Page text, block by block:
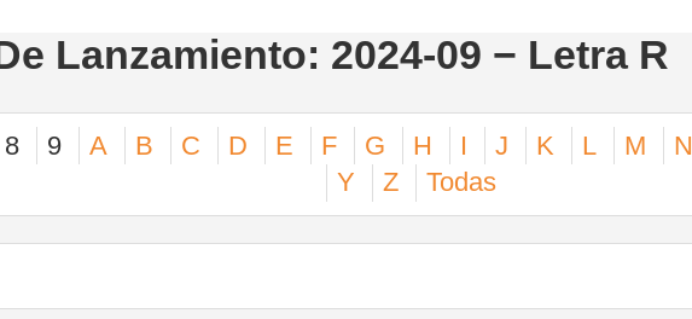
Lanzamiento: 2024-09 − Letra R
8 9 A B C D E F G H I J K L M N
Y
Z Todas